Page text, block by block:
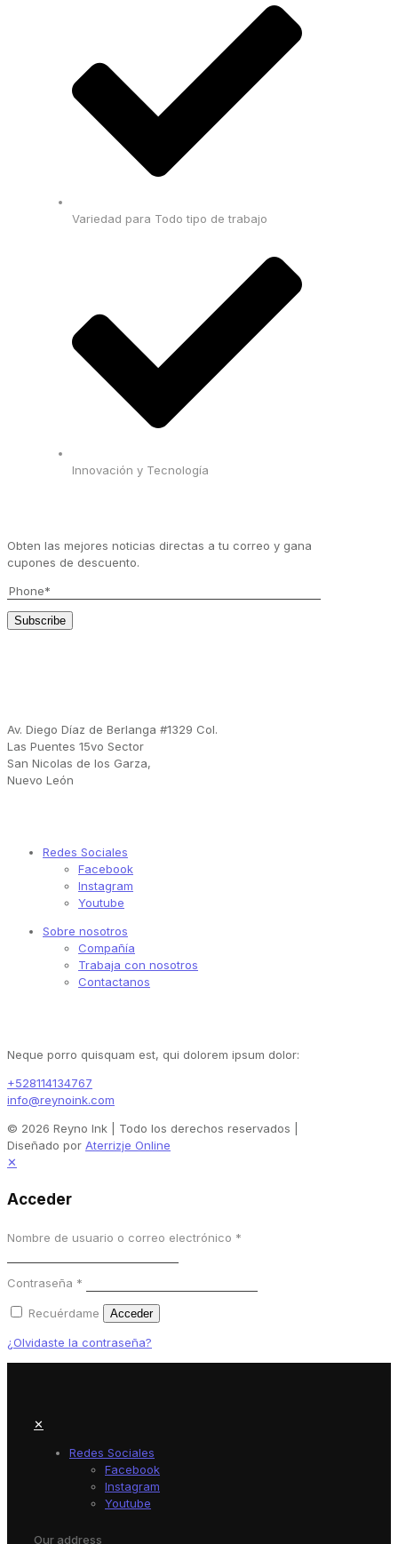
Variedad para Todo tipo de trabajo
Innovación y Tecnología
Obten las mejores noticias directas a tu correo y gana
cupones de descuento.
Av. Diego Díaz de Berlanga #1329 Col.
Las Puentes 15vo Sector
San Nicolas de los Garza,
Nuevo León
Redes Sociales
Facebook
Instagram
Youtube
Sobre nosotros
Compañía
Trabaja con nosotros
Contactanos
Neque porro quisquam est, qui dolorem ipsum dolor:
+528114134767
info@reynoink.com
© 2026 Reyno Ink | Todo los derechos reservados |
Diseñado por Aterrizje Online
✕
Acceder
Nombre de usuario o correo electrónico *
Contraseña *
Recuérdame Acceder
¿Olvidaste la contraseña?
✕
Redes Sociales
Facebook
Instagram
Youtube
Our address